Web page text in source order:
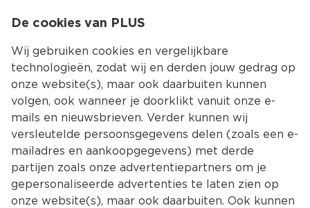
Kies jouw
Terug Producten
De cookies van PLUS
Wij gebruiken cookies en vergelijkbare
technologieën, zodat wij en derden jouw gedrag op
onze website(s), maar ook daarbuiten kunnen
volgen, ook wanneer je doorklikt vanuit onze e-
mails en nieuwsbrieven. Verder kunnen wij
versleutelde persoonsgegevens delen (zoals een e-
mailadres en aankoopgegevens) met derde
partijen zoals onze advertentiepartners om je
gepersonaliseerde advertenties te laten zien op
onze website(s), maar ook daarbuiten. Ook kunnen